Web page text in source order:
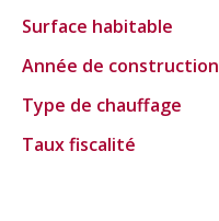
Surface habitable
Année de construction
Type de chauffage
Taux fiscalité